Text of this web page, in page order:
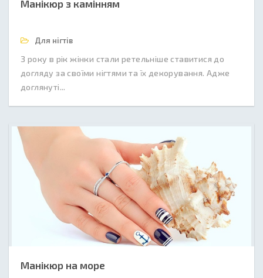
Манікюр з камінням
Для нігтів
З року в рік жінки стали ретельніше ставитися до
догляду за своїми нігтями та їх декорування. Адже
доглянуті...
Манікюр на море